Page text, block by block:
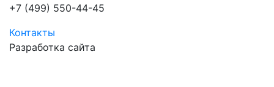
+7 (499) 550-44-45
Контакты
Разработка сайта